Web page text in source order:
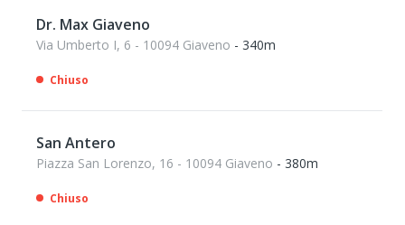
Dr. Max Giaveno
Via Umberto I, 6 - 10094 Giaveno - 340m
Chiuso
San Antero
Piazza San Lorenzo, 16 - 10094 Giaveno - 380m
Chiuso